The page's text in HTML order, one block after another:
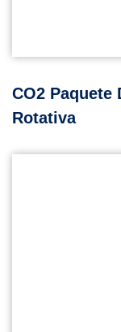
CO2 Paquete
Rotativa